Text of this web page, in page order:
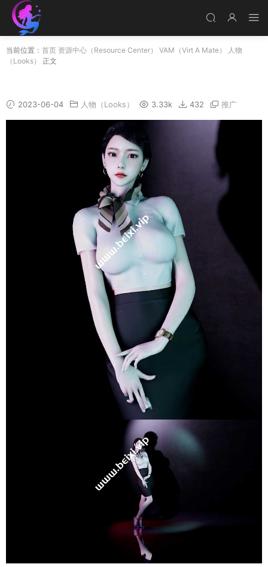
当前位置： 首页 资源中心（Resource Center） VAM（Virt A Mate）
人物
（Looks）
正文
2023-06-04 人物（Looks） 3.33k 432 推广